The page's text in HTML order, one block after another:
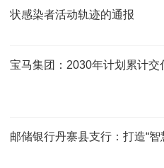
状感染者活动轨迹的通报
宝马集团：2030年计划累计
邮储银行丹寨县支行：打造“智